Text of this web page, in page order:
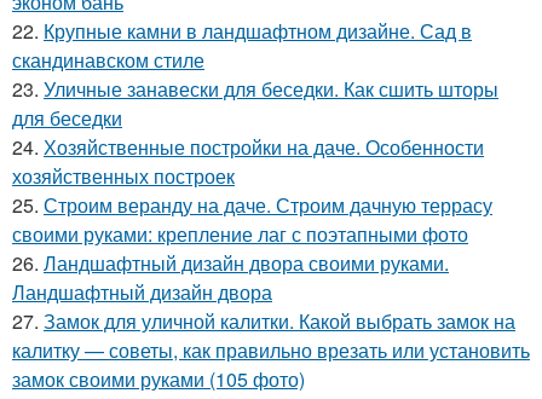
22. Крупные камни в ландшафтном дизайне. Сад в
скандинавском стиле
23. Уличные занавески для беседки. Как сшить шторы
для беседки
24. Хозяйственные постройки на даче. Особенности
хозяйственных построек
25. Строим веранду на даче. Строим дачную террасу
своими руками: крепление лаг с поэтапными фото
26. Ландшафтный дизайн двора своими руками.
Ландшафтный дизайн двора
27. Замок для уличной калитки. Какой выбрать замок на
калитку — советы, как правильно врезать или установить
замок своими руками (105 фото)